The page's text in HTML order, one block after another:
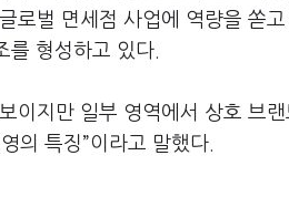
로벌 면세점 사업에 역량을 쏟
를 형성하고 있다.
이지만 일부 영역에서 상호 브
의 특징”이라고 말했다.